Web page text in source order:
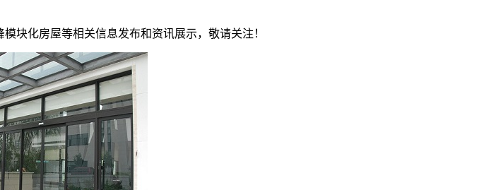
模块化房屋等相关信息发布和资讯展示，敬请关注！